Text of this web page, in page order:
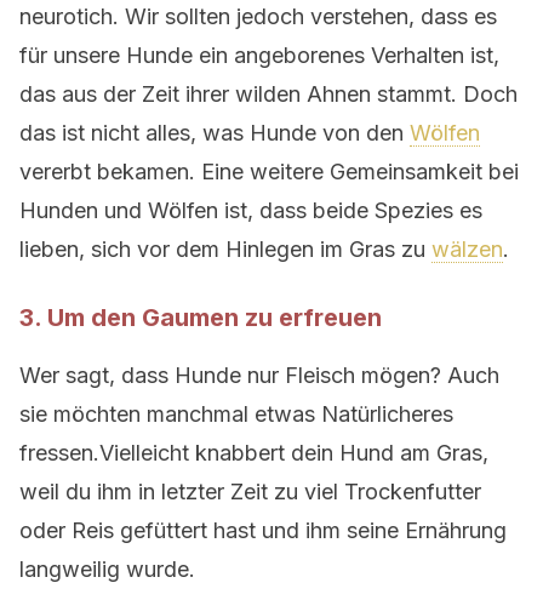
neurotich. Wir sollten jedoch verstehen, dass es
für unsere Hunde ein angeborenes Verhalten ist,
das aus der Zeit ihrer wilden Ahnen stammt. Doch
das ist nicht alles, was Hunde von den Wölfen
vererbt bekamen. Eine weitere Gemeinsamkeit bei
Hunden und Wölfen ist, dass beide Spezies es
lieben, sich vor dem Hinlegen im Gras zu wälzen.
3. Um den Gaumen zu erfreuen
Wer sagt, dass Hunde nur Fleisch mögen? Auch
sie möchten manchmal etwas Natürlicheres
fressen.Vielleicht knabbert dein Hund am Gras,
weil du ihm in letzter Zeit zu viel Trockenfutter
oder Reis gefüttert hast und ihm seine Ernährung
langweilig wurde.